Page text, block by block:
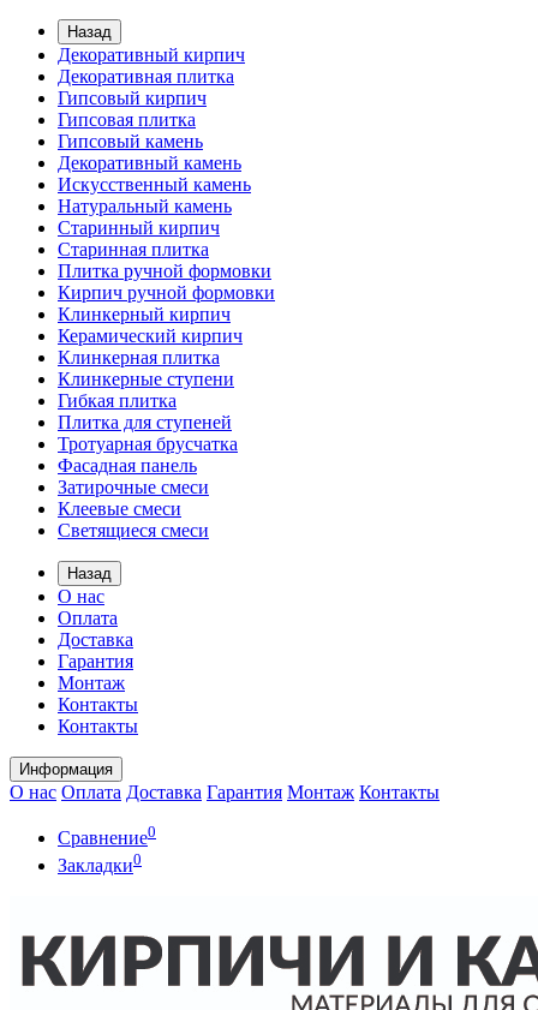
Назад
Декоративный кирпич
Декоративная плитка
Гипсовый кирпич
Гипсовая плитка
Гипсовый камень
Декоративный камень
Искусственный камень
Натуральный камень
Старинный кирпич
Старинная плитка
Плитка ручной формовки
Кирпич ручной формовки
Клинкерный кирпич
Керамический кирпич
Клинкерная плитка
Клинкерные ступени
Гибкая плитка
Плитка для ступеней
Тротуарная брусчатка
Фасадная панель
Затирочные смеси
Клеевые смеси
Светящиеся смеси
Назад
О нас
Оплата
Доставка
Гарантия
Монтаж
Контакты
Контакты
Информация
О нас Оплата Доставка Гарантия Монтаж Контакты
Сравнение0
Закладки0